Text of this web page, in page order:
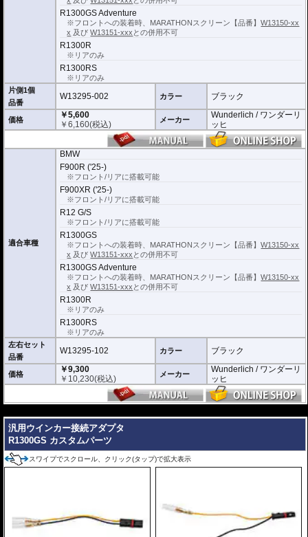
R1300GS Adventure
※フロントへの装着時、MARATHONスクリーン【品番】W13150-xx
x 及びW13151-xxx との併用不可
R1300R
※リアのみ
R1300RS
※リアのみ
片側1個
品番
W13295-002 カラー ブラック
価格
￥5,600
￥6,160(税込) メーカー
Wunderlich / ワンダーリ
ッヒ
適合車種
BMW
F900R ('25-)
※フロント/リアに搭載可能
F900XR ('25-)
※フロント/リアに搭載可能
R12 G/S
※フロント/リアに搭載可能
R1300GS
※フロントへの装着時、MARATHONスクリーン【品番】W13150-xx
x 及びW13151-xxx との併用不可
R1300GS Adventure
※フロントへの装着時、MARATHONスクリーン【品番】W13150-xx
x 及びW13151-xxx との併用不可
R1300R
※リアのみ
R1300RS
※リアのみ
左右セット
品番
W13295-102 カラー ブラック
価格
￥9,300
￥ 10,230(税込) メーカー
Wunderlich / ワンダーリ
ッヒ
汎用ウインカー接続アダプタ
R1300GS カスタムパーツ
スワイプでスクロール、クリック(タップ)で拡大表示